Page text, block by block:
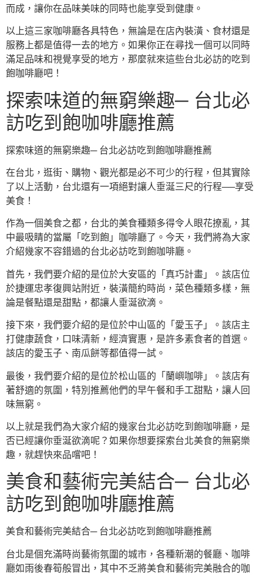
而成，讓你在品味美味的同時也能享受到健康。
以上這三家咖啡廳各具特色，無論是在店內裝潢、食材還是
服務上都是值得一去的地方。如果你正在尋找一個可以同時
滿足品味和視覺享受的地方，那麼就來這些台北必訪的吃到
飽咖啡廳吧！
探索味道的無窮樂趣─ 台北必
訪吃到飽咖啡廳推薦
探索味道的無窮樂趣─ 台北必訪吃到飽咖啡廳推薦
在台北，逛街、購物、觀光都是必不可少的行程，但其實除
了以上活動，台北還有一項絕對讓人垂涎三尺的行程──享受
美食！
作為一個美食之都，台北的美食種類多得令人眼花撩亂，其
中最吸睛的當屬「吃到飽」咖啡廳了。今天，我們將為大家
介紹幾家不容錯過的台北必訪吃到飽咖啡廳。
首先，我們要介紹的是位於大安區的「真巧計畫」。該店位
於捷運忠孝復興站附近，裝潢簡約時尚，菜色種類多樣，無
論是餐點還是甜點，都讓人垂涎欲滴。
接下來，我們要介紹的是位於中山區的「愛玉子」。該店主
打健康蔬食，口味清新，經濟實惠，是許多素食者的首選。
該店的愛玉子、南瓜餅等都值得一試。
最後，我們要介紹的是位於松山區的「蘭嶼咖啡」。該店有
著舒適的氛圍，特別推薦他們的早午餐和手工甜點，讓人回
味無窮。
以上就是我們為大家介紹的幾家台北必訪吃到飽咖啡廳，是
否已經讓你垂涎欲滴呢？如果你想要探索台北美食的無窮樂
趣，就趕快來品嚐吧！
美食和藝術完美結合─ 台北必
訪吃到飽咖啡廳推薦
美食和藝術完美結合─ 台北必訪吃到飽咖啡廳推薦
台北是個充滿時尚藝術氛圍的城市，各種新潮的餐廳、咖啡
廳如雨後春筍般冒出，其中不乏將美食和藝術完美融合的咖